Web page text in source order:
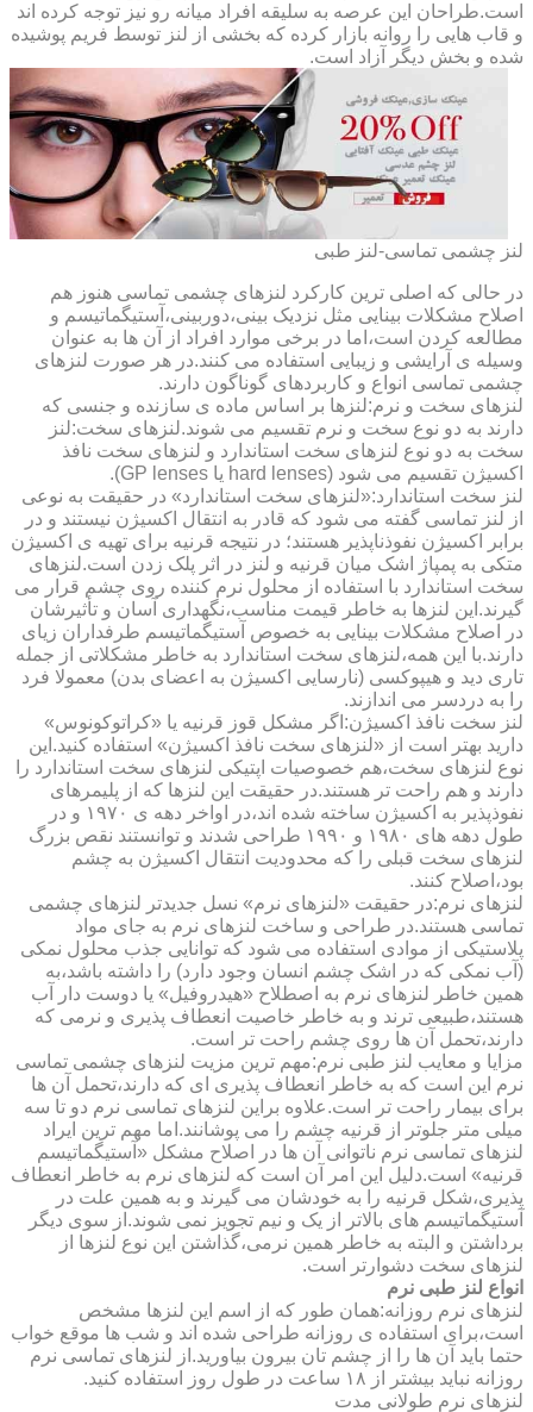
است.طراحان این عرصه به سلیقه افراد میانه رو نیز توجه کرده اند
و قاب هایی را روانه بازار کرده که بخشی از لنز توسط فریم پوشیده
شده و بخش دیگر آزاد است.
لنز چشمی تماسی-لنز طبی
در حالی که اصلی ترین کارکرد لنزهای چشمی تماسی هنوز هم
اصلاح مشکلات بینایی مثل نزدیک بینی،دوربینی،آستیگماتیسم و
مطالعه کردن است،اما در برخی موارد افراد از آن ها به عنوان
وسیله ی آرایشی و زیبایی استفاده می کنند.در هر صورت لنزهای
چشمی تماسی انواع و کاربردهای گوناگون دارند.
لنزهای سخت و نرم:لنزها بر اساس ماده ی سازنده و جنسی که
دارند به دو نوع سخت و نرم تقسیم می شوند.لنزهای سخت:لنز
سخت به دو نوع لنزهای سخت استاندارد و لنزهای سخت نافذ
اکسیژن تقسیم می شود (hard lenses یا GP lenses).
لنز سخت استاندارد:«لنزهای سخت استاندارد» در حقیقت به نوعی
از لنز تماسی گفته می شود که قادر به انتقال اکسیژن نیستند و در
برابر اکسیژن نفوذناپذیر هستند؛ در نتیجه قرنیه برای تهیه ی اکسیژن
متکی به پمپاژ اشک میان قرنیه و لنز در اثر پلک زدن است.لنزهای
سخت استاندارد با استفاده از محلول نرم کننده روی چشم قرار می
گیرند.این لنزها به خاطر قیمت مناسب،نگهداری آسان و تأثیرشان
در اصلاح مشکلات بینایی به خصوص آستیگماتیسم طرفداران زیای
دارند.با این همه،لنزهای سخت استاندارد به خاطر مشکلاتی از جمله
تاری دید و هیپوکسی (نارسایی اکسیژن به اعضای بدن) معمولا فرد
را به دردسر می اندازند.
لنز سخت نافذ اکسیژن:اگر مشکل قوز قرنیه یا «کراتوکونوس»
دارید بهتر است از «لنزهای سخت نافذ اکسیژن» استفاده کنید.این
نوع لنزهای سخت،هم خصوصیات اپتیکی لنزهای سخت استاندارد را
دارند و هم راحت تر هستند.در حقیقت این لنزها که از پلیمرهای
نفوذپذیر به اکسیژن ساخته شده اند،در اواخر دهه ی ۱۹۷۰ و در
طول دهه های ۱۹۸۰ و ۱۹۹۰ طراحی شدند و توانستند نقص بزرگ
لنزهای سخت قبلی را که محدودیت انتقال اکسیژن به چشم
بود،اصلاح کنند.
لنزهای نرم:در حقیقت «لنزهای نرم» نسل جدیدتر لنزهای چشمی
تماسی هستند.در طراحی و ساخت لنزهای نرم به جای مواد
پلاستیکی از موادی استفاده می شود که توانایی جذب محلول نمکی
(آب نمکی که در اشک چشم انسان وجود دارد) را داشته باشد،به
همین خاطر لنزهای نرم به اصطلاح «هیدروفیل» یا دوست دار آب
هستند،طبیعی ترند و به خاطر خاصیت انعطاف پذیری و نرمی که
دارند،تحمل آن ها روی چشم راحت تر است.
مزایا و معایب لنز طبی نرم:مهم ترین مزیت لنزهای چشمی تماسی
نرم این است که به خاطر انعطاف پذیری ای که دارند،تحمل آن ها
برای بیمار راحت تر است.علاوه براین لنزهای تماسی نرم دو تا سه
میلی متر جلوتر از قرنیه چشم را می پوشانند.اما مهم ترین ایراد
لنزهای تماسی نرم ناتوانی آن ها در اصلاح مشکل «آستیگماتیسم
قرنیه» است.دلیل این امر آن است که لنزهای نرم به خاطر انعطاف
پذیری،شکل قرنیه را به خودشان می گیرند و به همین علت در
آستیگماتیسم های بالاتر از یک و نیم تجویز نمی شوند.از سوی دیگر
برداشتن و البته به خاطر همین نرمی،گذاشتن این نوع لنزها از
لنزهای سخت دشوارتر است.
انواع لنز طبی نرم
لنزهای نرم روزانه:همان طور که از اسم این لنزها مشخص
است،برای استفاده ی روزانه طراحی شده اند و شب ها موقع خواب
حتما باید آن ها را از چشم تان بیرون بیاورید.از لنزهای تماسی نرم
روزانه نباید بیشتر از ۱۸ ساعت در طول روز استفاده کنید.
لنزهای نرم طولانی مدت